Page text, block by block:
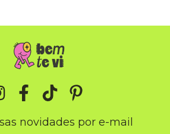
novidades por e-mail